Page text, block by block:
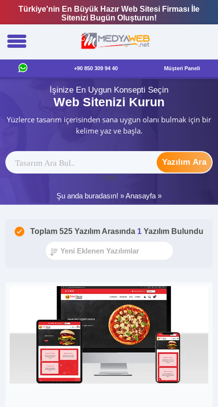
Türkiye'nin En Büyük Hazır Web Sitesi Firması İle
Sitenizi Bugün Oluşturun!
+90 850 309 94 40 Müşteri Paneli
İşinize En Uygun Konsepti Seçin
Web Sitenizi Kurun
Yüzlerce tasarım içerisinden sana uygun olanı bulmak için bir
kelime yaz ve başla.
Yazılım Ara
ytag
Şu anda buradasın! »Anasayfa »
Toplam 525 Yazılım Arasında 1 Yazılım Bulundu